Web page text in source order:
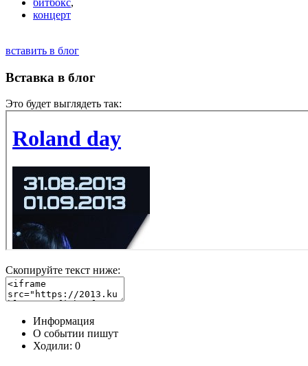
концерт
вставить в блог
Вставка в блог
Это будет выглядеть так:
Скопируйте текст ниже:
Информация
О событии пишут
Ходили: 0